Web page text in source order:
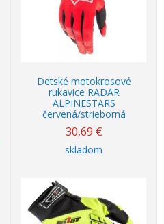
Detské motokrosové
rukavice RADAR
ALPINESTARS
červená/strieborná
30,69 €
skladom